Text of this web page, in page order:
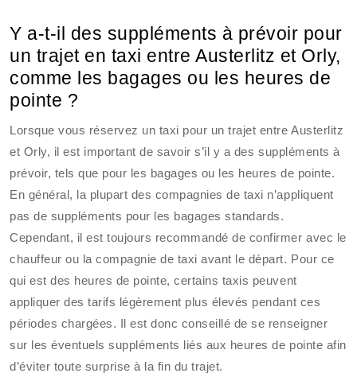
Y a-t-il des suppléments à prévoir pour
un trajet en taxi entre Austerlitz et Orly,
comme les bagages ou les heures de
pointe ?
Lorsque vous réservez un taxi pour un trajet entre Austerlitz
et Orly, il est important de savoir s’il y a des suppléments à
prévoir, tels que pour les bagages ou les heures de pointe.
En général, la plupart des compagnies de taxi n’appliquent
pas de suppléments pour les bagages standards.
Cependant, il est toujours recommandé de confirmer avec le
chauffeur ou la compagnie de taxi avant le départ. Pour ce
qui est des heures de pointe, certains taxis peuvent
appliquer des tarifs légèrement plus élevés pendant ces
périodes chargées. Il est donc conseillé de se renseigner
sur les éventuels suppléments liés aux heures de pointe afin
d’éviter toute surprise à la fin du trajet.